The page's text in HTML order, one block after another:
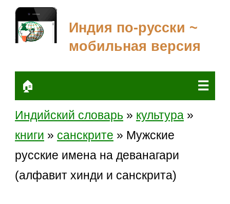
Индия по-русски ~
мобильная версия
🏠 ☰
Индийский словарь » культура »
книги » санскрите » Мужские
русские имена на деванагари
(алфавит хинди и санскрита)